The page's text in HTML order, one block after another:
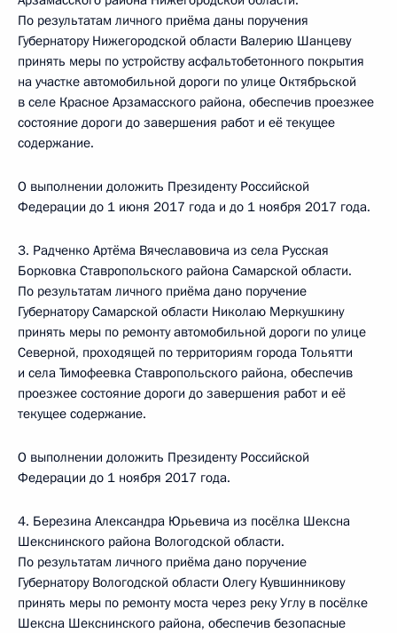
По результатам личного приёма даны поручения
Губернатору Нижегородской области Валерию Шанцеву
принять меры по устройству асфальтобетонного покрытия
на участке автомобильной дороги по улице Октябрьской
в селе Красное Арзамасского района, обеспечив проезжее
состояние дороги до завершения работ и её текущее
содержание.
О выполнении доложить Президенту Российской
Федерации до 1 июня 2017 года и до 1 ноября 2017 года.
3. Радченко Артёма Вячеславовича из села Русская
Борковка Ставропольского района Самарской области.
По результатам личного приёма дано поручение
Губернатору Самарской области Николаю Меркушкину
принять меры по ремонту автомобильной дороги по улице
Северной, проходящей по территориям города Тольятти
и села Тимофеевка Ставропольского района, обеспечив
проезжее состояние дороги до завершения работ и её
текущее содержание.
О выполнении доложить Президенту Российской
Федерации до 1 ноября 2017 года.
4. Березина Александра Юрьевича из посёлка Шексна
Шекснинского района Вологодской области.
По результатам личного приёма дано поручение
Губернатору Вологодской области Олегу Кувшинникову
принять меры по ремонту моста через реку Углу в посёлке
Шексна Шекснинского района, обеспечив безопасные